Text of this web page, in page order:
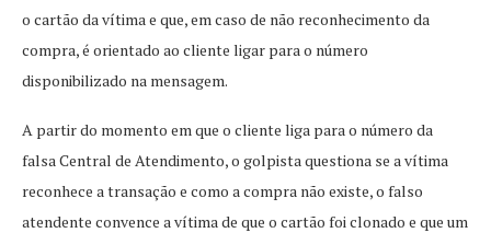
o cartão da vítima e que, em caso de não reconhecimento da
compra, é orientado ao cliente ligar para o número
disponibilizado na mensagem.
A partir do momento em que o cliente liga para o número da
falsa Central de Atendimento, o golpista questiona se a vítima
reconhece a transação e como a compra não existe, o falso
atendente convence a vítima de que o cartão foi clonado e que um